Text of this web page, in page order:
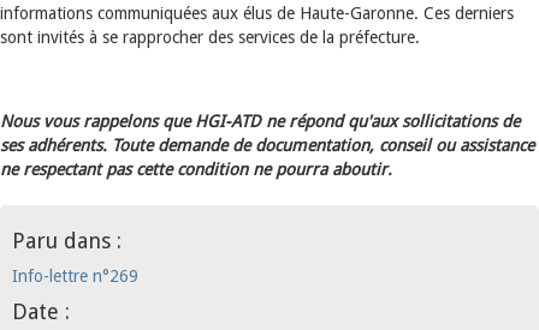
informations communiquées aux élus de Haute-Garonne. Ces derniers
sont invités à se rapprocher des services de la préfecture.
Nous vous rappelons que HGI-ATD ne répond qu'aux sollicitations de
ses adhérents. Toute demande de documentation, conseil ou assistance
ne respectant pas cette condition ne pourra aboutir.
Paru dans :
Info-lettre n°269
Date :